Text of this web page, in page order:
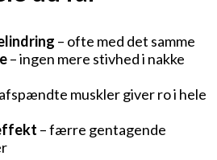
– ofte med det samme
– ingen mere stivhed i nakke
muskler giver ro i hele
– færre gentagende